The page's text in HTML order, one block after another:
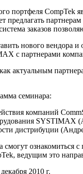
портфеля CompTek
предлагать
заказов
нового вендора и
с партнерами
актуальным
семинара:
компаний
SYSTIMAX
дистрибуции
смогут ознакомиться
ведущим это
2010 г.